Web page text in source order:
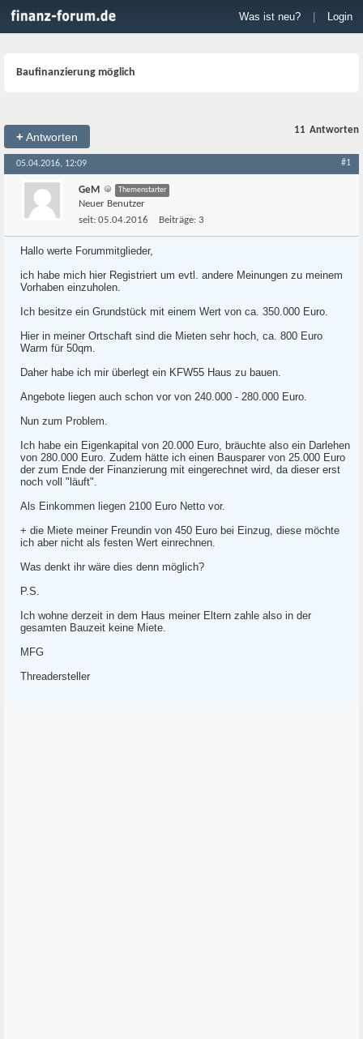
Was ist neu? Login
Baufinanzierung möglich
+Antworten
11 Antworten
05.04.2016, 12:09 #1
GeM Themenstarter
Neuer Benutzer
seit: 05.04.2016 Beiträge: 3
Hallo werte Forummitglieder,
ich habe mich hier Registriert um evtl. andere Meinungen zu meinem
Vorhaben einzuholen.
Ich besitze ein Grundstück mit einem Wert von ca. 350.000 Euro.
Hier in meiner Ortschaft sind die Mieten sehr hoch, ca. 800 Euro
Warm für 50qm.
Daher habe ich mir überlegt ein KFW55 Haus zu bauen.
Angebote liegen auch schon vor von 240.000 - 280.000 Euro.
Nun zum Problem.
Ich habe ein Eigenkapital von 20.000 Euro, bräuchte also ein Darlehen
von 280.000 Euro. Zudem hätte ich einen Bausparer von 25.000 Euro
der zum Ende der Finanzierung mit eingerechnet wird, da dieser erst
noch voll "läuft".
Als Einkommen liegen 2100 Euro Netto vor.
+ die Miete meiner Freundin von 450 Euro bei Einzug, diese möchte
ich aber nicht als festen Wert einrechnen.
Was denkt ihr wäre dies denn möglich?
P.S.
Ich wohne derzeit in dem Haus meiner Eltern zahle also in der
gesamten Bauzeit keine Miete.
MFG
Threadersteller